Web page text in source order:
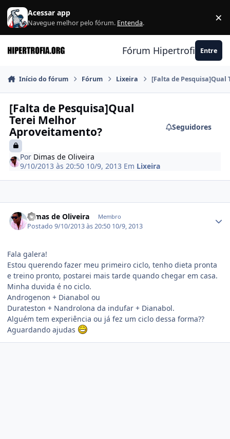
Ir para conteúdo
Acessar app
Navegue melhor pelo fórum. Entenda. ×
Fórum Hipertrofia.org
Entre
Início do fórum Fórum Lixeira [Falta de
[Falta de Pesquisa]Qual
Terei Melhor
Aproveitamento?
Seguidores
Por Dimas de Oliveira
9/10/2013 às 20:50 10/9, 2013 Em Lixeira
Dimas de Oliveira Membro
Postado9/10/2013 às 20:50 10/9, 2013
Fala galera!
Estou querendo fazer meu primeiro ciclo, tenho dieta pronta
e treino pronto, postarei mais tarde quando chegar em casa.
Minha duvida é no ciclo.
Androgenon + Dianabol ou
Durateston + Nandrolona da indufar + Dianabol.
Alguém tem experiência ou já fez um ciclo dessa forma??
Aguardando ajudas